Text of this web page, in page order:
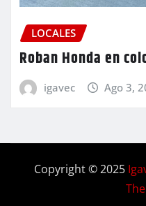
LOCALES
Roban Honda en
igavec Ago 3,
Copyright © 2025